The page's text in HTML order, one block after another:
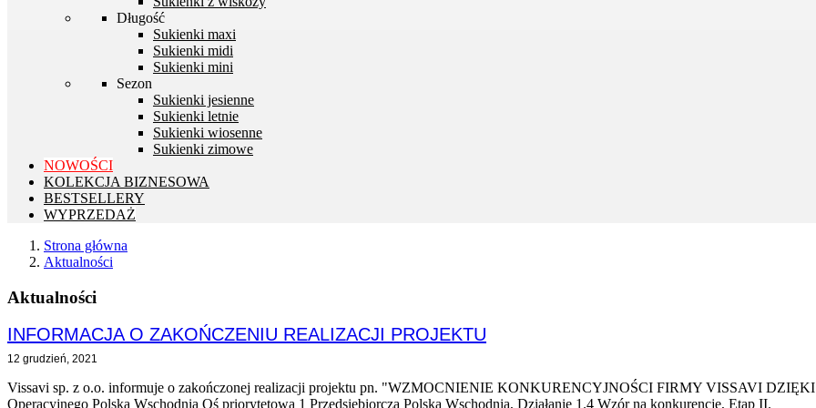
Długość
Sukienki maxi
Sukienki midi
Sukienki mini
Sezon
Sukienki jesienne
Sukienki letnie
Sukienki wiosenne
Sukienki zimowe
NOWOŚCI
KOLEKCJA BIZNESOWA
BESTSELLERY
WYPRZEDAŻ
Strona główna
Aktualności
Aktualności
INFORMACJA O ZAKOŃCZENIU REALIZACJI PROJEKTU
12 grudzień, 2021
Vissavi sp. z o.o. informuje o zakończonej realizacji projektu pn. "WZMOCNIENIE KONKURENCYJNOŚCI FIRMY VISSAVI
Operacyjnego Polska Wschodnia Oś priorytetowa 1 Przedsiębiorcza Polska Wschodnia, Działanie 1.4 Wzór na konkurencję, Etap II.